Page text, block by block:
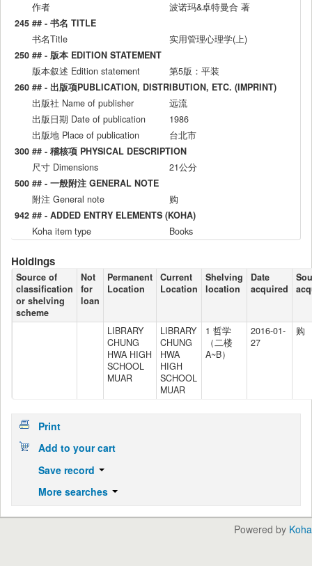
作者
波诺玛&卓特曼合 著
245 ## - 书名 TITLE
书名Title
实用管理心理学(上)
250 ## - 版本 EDITION STATEMENT
版本叙述 Edition statement
第5版：平装
260 ## - 出版项PUBLICATION, DISTRIBUTION, ETC. (IMPRINT)
出版社 Name of publisher
远流
出版日期 Date of publication
1986
出版地 Place of publication
台北市
300 ## - 稽核项 PHYSICAL DESCRIPTION
尺寸 Dimensions
21公分
500 ## - 一般附注 GENERAL NOTE
附注 General note
购
942 ## - ADDED ENTRY ELEMENTS (KOHA)
Koha item type
Books
Holdings
Source of
classification
or shelving
scheme
Not
for
loan
Permanent
Location
Current
Location
Shelving
location
Date
acquired
LIBRARY
CHUNG
HWA HIGH
SCHOOL
MUAR
LIBRARY
CHUNG
HWA
HIGH
SCHOOL
MUAR
1 哲学
（二楼
A~B）
2016-01-
27
购
Print
Add to your cart
Save record
More searches
Powered by Koha